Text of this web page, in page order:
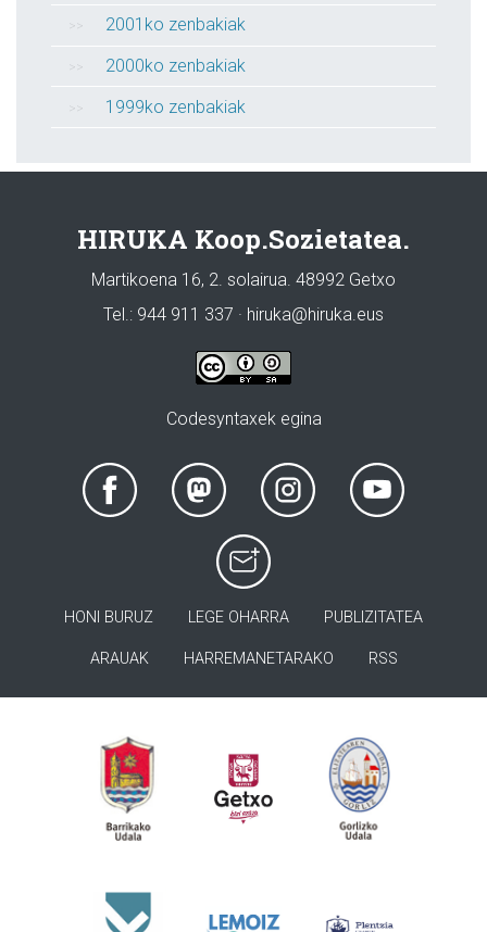
2001ko zenbakiak
2000ko zenbakiak
1999ko zenbakiak
HIRUKA Koop.Sozietatea.
Martikoena 16, 2. solairua. 48992 Getxo
Tel.: 944 911 337 · hiruka@hiruka.eus
Codesyntaxek egina
HONI BURUZ LEGE OHARRA PUBLIZITATEA
ARAUAK HARREMANETARAKO RSS